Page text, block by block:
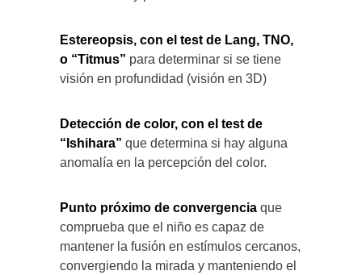
Estereopsis, con el test de Lang, TNO,
o “Titmus” para determinar si se tiene
visión en profundidad (visión en 3D)
Detección de color, con el test de
“Ishihara” que determina si hay alguna
anomalía en la percepción del color.
Punto próximo de convergencia que
comprueba que el niño es capaz de
mantener la fusión en estímulos cercanos,
convergiendo la mirada y manteniendo el